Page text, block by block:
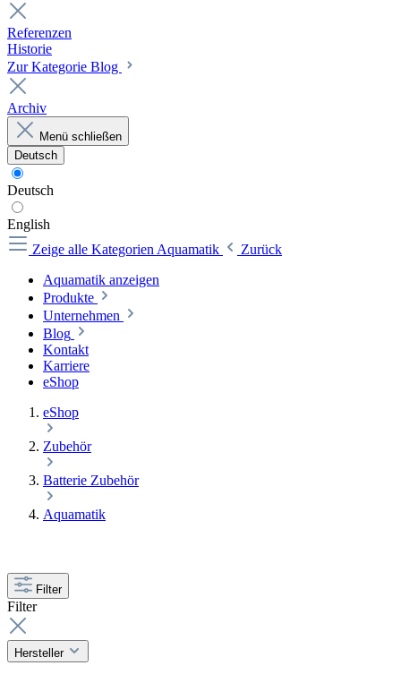
Referenzen
Historie
Zur Kategorie Blog
Archiv
Menü schließen
Deutsch
Deutsch
English
Zeige alle Kategorien Aquamatik
Zurück
Aquamatik anzeigen
Produkte
Unternehmen
Blog
Kontakt
Karriere
eShop
eShop
Zubehör
Batterie Zubehör
Aquamatik
Filter
Filter
Hersteller